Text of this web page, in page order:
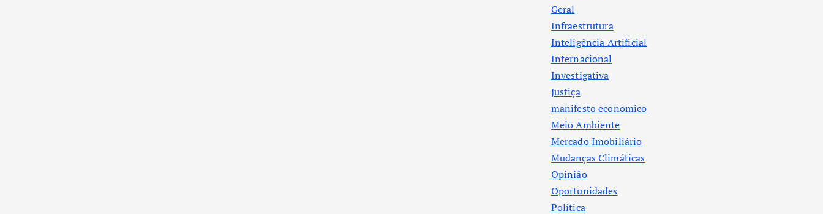
Geral
Infraestrutura
Inteligência Artificial
Internacional
Investigativa
Justiça
manifesto economico
Meio Ambiente
Mercado Imobiliário
Mudanças Climáticas
Opinião
Oportunidades
Política